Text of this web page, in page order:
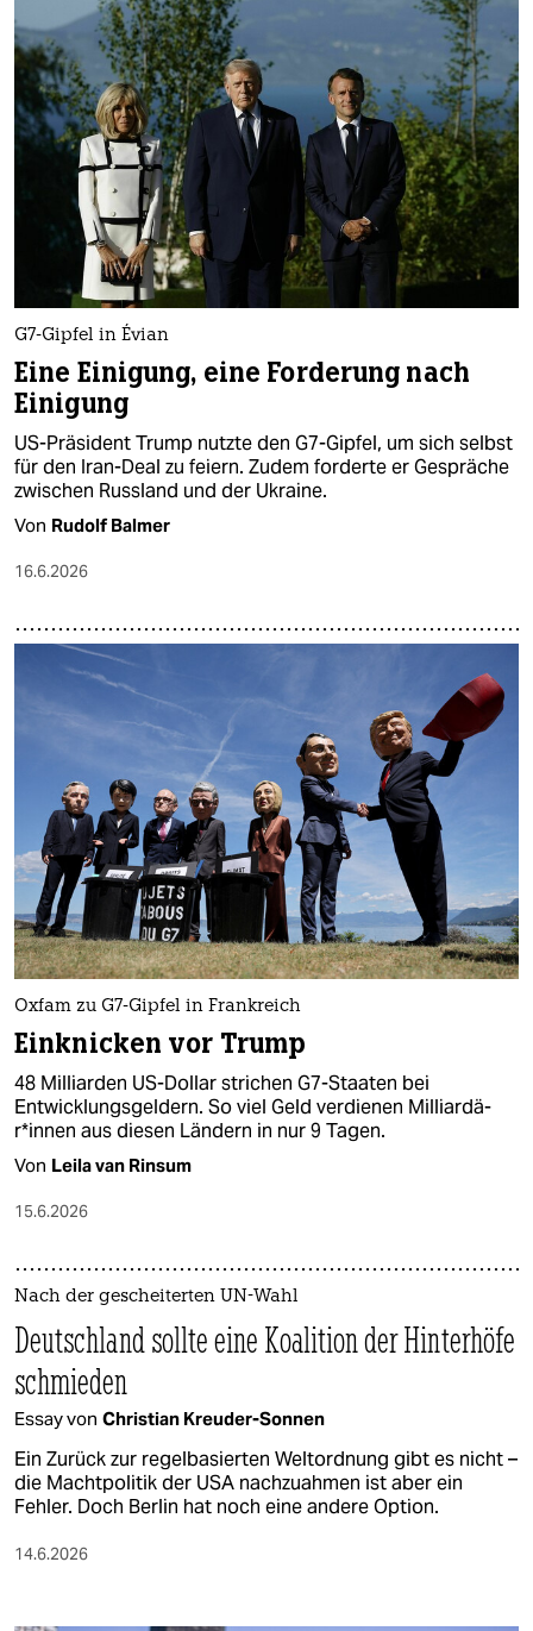
G7-Gipfel in Évian
Eine Einigung, eine Forderung nach
Einigung
US-Präsident Trump nutzte den G7-Gipfel, um sich selbst
für den Iran-Deal zu feiern. Zudem forderte er Gespräche
zwischen Russland und der Ukraine.
Von Rudolf Balmer
16.6.2026
Oxfam zu G7-Gipfel in Frankreich
Einknicken vor Trump
48 Milliarden US-Dollar strichen G7-Staaten bei
Entwicklungsgeldern. So viel Geld verdienen Mil­li­ar­dä­
r*in­nen aus diesen Ländern in nur 9 Tagen.
Von Leila van Rinsum
15.6.2026
Nach der gescheiterten UN-Wahl
Deutschland sollte eine Koalition der Hinterhöfe
schmieden
Essay von Christian Kreuder-Sonnen
Ein Zurück zur regelbasierten Weltordnung gibt es nicht –
die Machtpolitik der USA nachzuahmen ist aber ein
Fehler. Doch Berlin hat noch eine andere Option.
14.6.2026